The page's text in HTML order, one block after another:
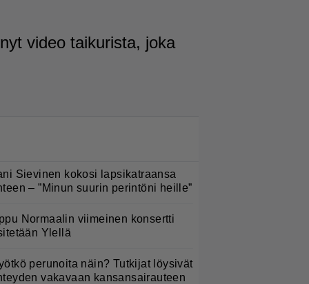
video taikurista, joka
Sievinen kokosi lapsikatraansa
– ”Minun suurin perintöni heille”
Normaalin viimeinen konsertti
Ylellä
perunoita näin? Tutkijat löysivät
vakavaan kansansairauteen